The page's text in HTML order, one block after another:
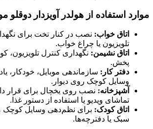
موارد استفاده از هولدر آویزدار دوقلو
اتاق خواب: نصب در کنار تخت برای
تلویزیون یا چراغ خواب.
اتاق نشیمن: نگهداری کنترل تلویزیون،
پخش.
دفتر کار: سازماندهی موبایل، خودکار،
وسایل کوچک روی دیوار.
آشپزخانه: نصب روی یخچال برای قرار
تماشای ویدیو یا استفاده از دستور غذا.
اتاق کودک: برای نظم‌دهی وسایل کوچک
سبک یا دفترچه‌ها.